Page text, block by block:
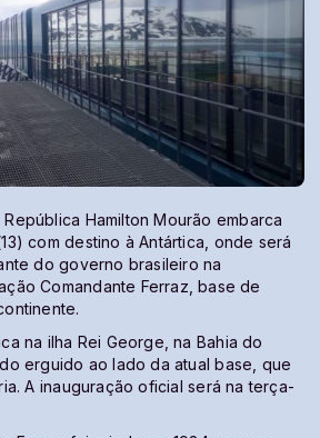
Hamilton Mourão embarca
com destino à Antártica, onde será
do governo brasileiro na
Comandante Ferraz, base de
na ilha Rei George, na Bahia do
erguido ao lado da atual base, que
A inauguração oficial será na terça-